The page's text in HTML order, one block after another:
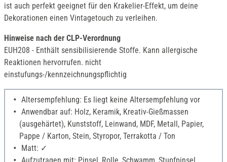
ist auch perfekt geeignet für den Krakelier-Effekt, um deine
Dekorationen einen Vintagetouch zu verleihen.
Hinweise nach der CLP-Verordnung
EUH208 - Enthält sensibilisierende Stoffe. Kann allergische
Reaktionen hervorrufen. nicht
einstufungs-/kennzeichnungspflichtig
Altersempfehlung: Es liegt keine Altersempfehlung vor
Anwendbar auf: Holz, Keramik, Kreativ-Gießmassen
(ausgehärtet), Kunststoff, Leinwand, MDF, Metall, Papier,
Pappe / Karton, Stein, Styropor, Terrakotta / Ton
Matt: ✓